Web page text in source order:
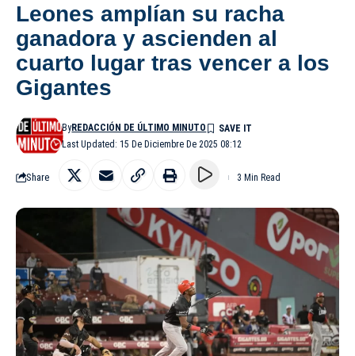
Leones amplían su racha
ganadora y ascienden al
cuarto lugar tras vencer a los
Gigantes
Last Updated: 15 De Diciembre De 2025 08:12
ByREDACCIÓN DE ÚLTIMO MINUTO
Share 3 Min Read